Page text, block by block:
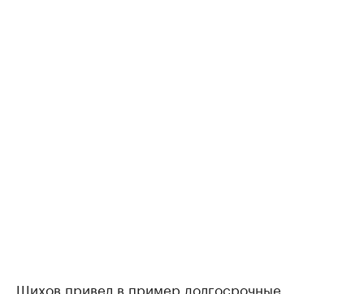
Шихов привел в пример долгосрочные